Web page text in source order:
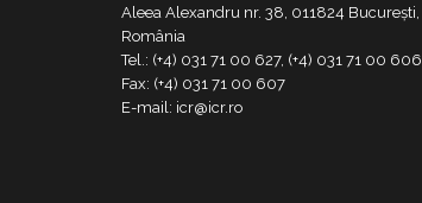
Aleea Alexandru nr. 38, 011824 București,
România
Tel.: (+4) 031 71 00 627, (+4) 031 71 00 606
Fax: (+4) 031 71 00 607
E-mail: icr@icr.ro